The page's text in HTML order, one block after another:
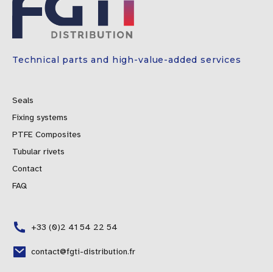
Technical parts and high-value-added services
Seals
Fixing systems
PTFE Composites
Tubular rivets
Contact
FAQ
+33 (0)2 41 54 22 54
contact@fgti-distribution.fr